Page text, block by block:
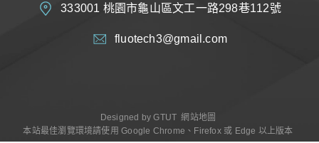
333001 桃園市龜山區文工一路298巷112號
fluotech3@gmail.com
Designed byGTUT 網站地圖
本站最佳瀏覽環境請使用 Google Chrome、Firefox 或 Edge 以上版本